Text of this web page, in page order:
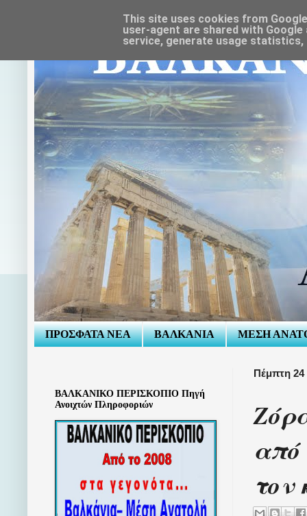
ΠΡΟΣΦΑΤΑ ΝΕΑ ΒΑΛΚΑΝΙΑ ΜΕΣΗ
Πέμπτη 24
από
τον
ΒΑΛΚΑΝΙΚΟ ΠΕΡΙΣΚΟΠΙΟ Πηγή
Ανοιχτών Πληροφοριών
This site uses cookies from
user-agent are shared with
service, generate usage statistics,